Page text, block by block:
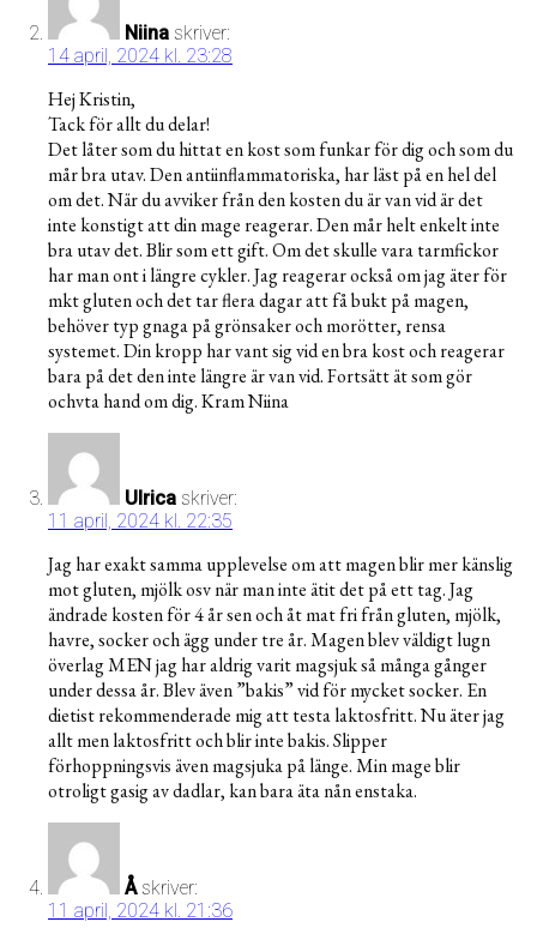
Niina skriver:
14 april, 2024 kl. 23:28
Hej Kristin,
Tack för allt du delar!
Det låter som du hittat en kost som funkar för dig och som du
mår bra utav. Den antiinflammatoriska, har läst på en hel del
om det. När du avviker från den kosten du är van vid är det
inte konstigt att din mage reagerar. Den mår helt enkelt inte
bra utav det. Blir som ett gift. Om det skulle vara tarmfickor
har man ont i längre cykler. Jag reagerar också om jag äter för
mkt gluten och det tar flera dagar att få bukt på magen,
behöver typ gnaga på grönsaker och morötter, rensa
systemet. Din kropp har vant sig vid en bra kost och reagerar
bara på det den inte längre är van vid. Fortsätt ät som gör
ochvta hand om dig. Kram Niina
Ulrica skriver:
11 april, 2024 kl. 22:35
Jag har exakt samma upplevelse om att magen blir mer känslig
mot gluten, mjölk osv när man inte ätit det på ett tag. Jag
ändrade kosten för 4 år sen och åt mat fri från gluten, mjölk,
havre, socker och ägg under tre år. Magen blev väldigt lugn
överlag MEN jag har aldrig varit magsjuk så många gånger
under dessa år. Blev även ”bakis” vid för mycket socker. En
dietist rekommenderade mig att testa laktosfritt. Nu äter jag
allt men laktosfritt och blir inte bakis. Slipper
förhoppningsvis även magsjuka på länge. Min mage blir
otroligt gasig av dadlar, kan bara äta nån enstaka.
Å skriver:
11 april, 2024 kl. 21:36